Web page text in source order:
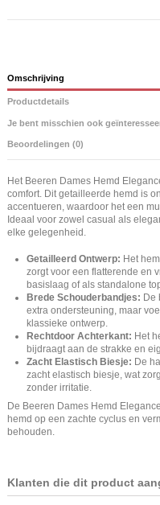
Omschrijving
Productdetails
Je bent misschien ook
Beoordelingen (0)
Het Beeren Dames Hemd
comfort. Dit getailleerde hemd is
accentueren, waardoor het een
Ideaal voor zowel casual als
elke gelegenheid.
Getailleerd Ontwerp: Het
zorgt voor een flatterende en
basislaag of als standalone
Brede Schouderbandjes: De
extra ondersteuning, maar
klassieke ontwerp.
Rechtdoor Achterkant: Het
bijdraagt aan de strakke en
Zacht Elastisch Biesje: De
zacht elastisch biesje, wat
zonder irritatie.
De Beeren Dames Hemd
hemd op een zachte cyclus en
behouden.
Klanten die dit product